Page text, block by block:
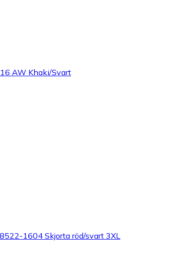
AW Khaki/Svart
1604 Skjorta röd/svart 3XL